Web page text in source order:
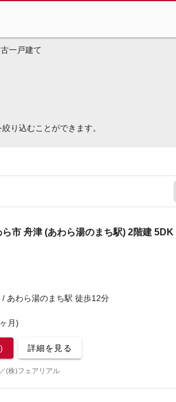
一戸建て
り込むことができます。
ら市 舟津 (あわら湯のまち駅) 2階建 5DK
あわら湯のまち駅 徒歩12分
月)
詳細を見る
(株)フェアリアル